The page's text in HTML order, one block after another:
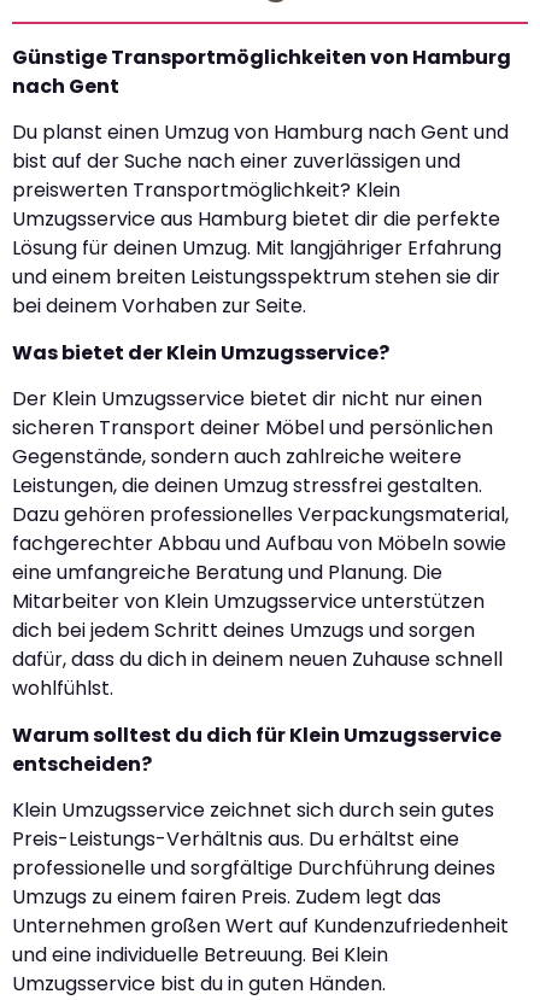
Günstige Transportmöglichkeiten von Hamburg
nach Gent
Du planst einen Umzug von Hamburg nach Gent und
bist auf der Suche nach einer zuverlässigen und
preiswerten Transportmöglichkeit? Klein
Umzugsservice aus Hamburg bietet dir die perfekte
Lösung für deinen Umzug. Mit langjähriger Erfahrung
und einem breiten Leistungsspektrum stehen sie dir
bei deinem Vorhaben zur Seite.
Was bietet der Klein Umzugsservice?
Der Klein Umzugsservice bietet dir nicht nur einen
sicheren Transport deiner Möbel und persönlichen
Gegenstände, sondern auch zahlreiche weitere
Leistungen, die deinen Umzug stressfrei gestalten.
Dazu gehören professionelles Verpackungsmaterial,
fachgerechter Abbau und Aufbau von Möbeln sowie
eine umfangreiche Beratung und Planung. Die
Mitarbeiter von Klein Umzugsservice unterstützen
dich bei jedem Schritt deines Umzugs und sorgen
dafür, dass du dich in deinem neuen Zuhause schnell
wohlfühlst.
Warum solltest du dich für Klein Umzugsservice
entscheiden?
Klein Umzugsservice zeichnet sich durch sein gutes
Preis-Leistungs-Verhältnis aus. Du erhältst eine
professionelle und sorgfältige Durchführung deines
Umzugs zu einem fairen Preis. Zudem legt das
Unternehmen großen Wert auf Kundenzufriedenheit
und eine individuelle Betreuung. Bei Klein
Umzugsservice bist du in guten Händen.